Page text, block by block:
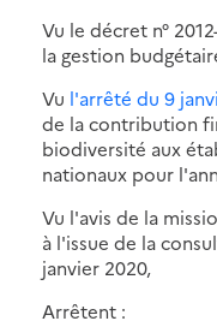
Vu le décret n°
la gestion
Vu l'arrêté du 9
de la contribution
biodiversité aux
nationaux pour
Vu l'avis de la
à l'issue de la
janvier 2020,
Arrêtent :